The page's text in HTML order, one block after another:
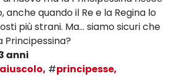
quando il Re e la Regina lo
più strani. Ma… siamo sicuri che
Principessina?
anni
#principesse,